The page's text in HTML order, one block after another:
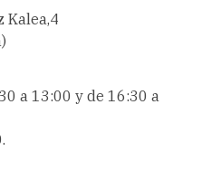
Kalea,4
a 13:00 y de 16:30 a